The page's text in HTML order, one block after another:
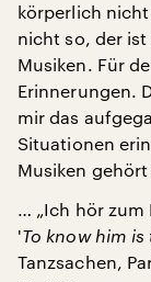
körperlich
nicht so, der
Musiken. Für
Erinnerungen.
mir das
Situationen
Musiken gehört
… „Ich hör zum
'To know him is
Tanzsachen,